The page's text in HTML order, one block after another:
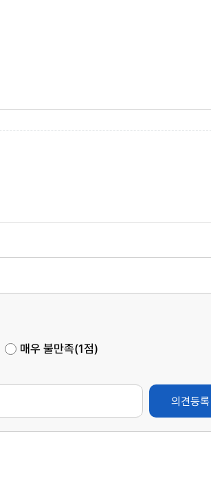
매우 불만족(1점)
의견등록